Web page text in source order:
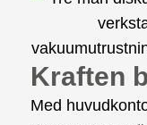
Kraften
Med